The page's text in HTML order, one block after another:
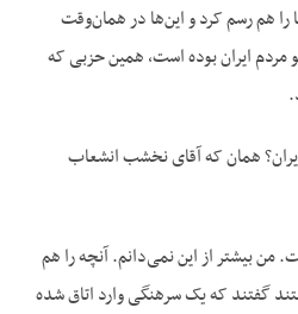
را هم رسم کرد و این‌ها در همان‌وقت
ایران بوده است، همین حزبی که
همان که آقای نخشب انشعاب
من بیشتر از این نمی‌دانم. آنچه را هم
گفتند که یک سرهنگی وارد اتاق شده